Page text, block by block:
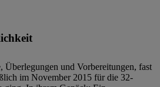
Überlegungen und Vorbereitungen, fast
im November 2015 für die 32-